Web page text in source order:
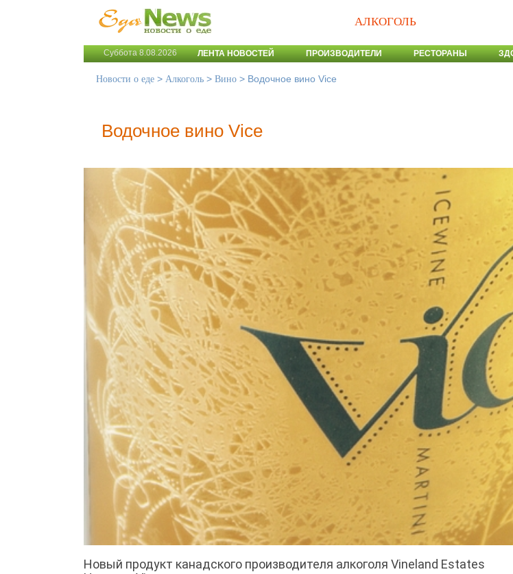
АЛКОГОЛЬ
Суббота 8.08.2026 ЛЕНТА НОВОСТЕЙ ПРОИЗВОДИТЕЛИ РЕСТОРАНЫ
Новости о еде > Алкоголь > Вино > Водочное вино Vice
Водочное вино Vice
Новый продукт канадского производителя алкоголя Vineland Estates